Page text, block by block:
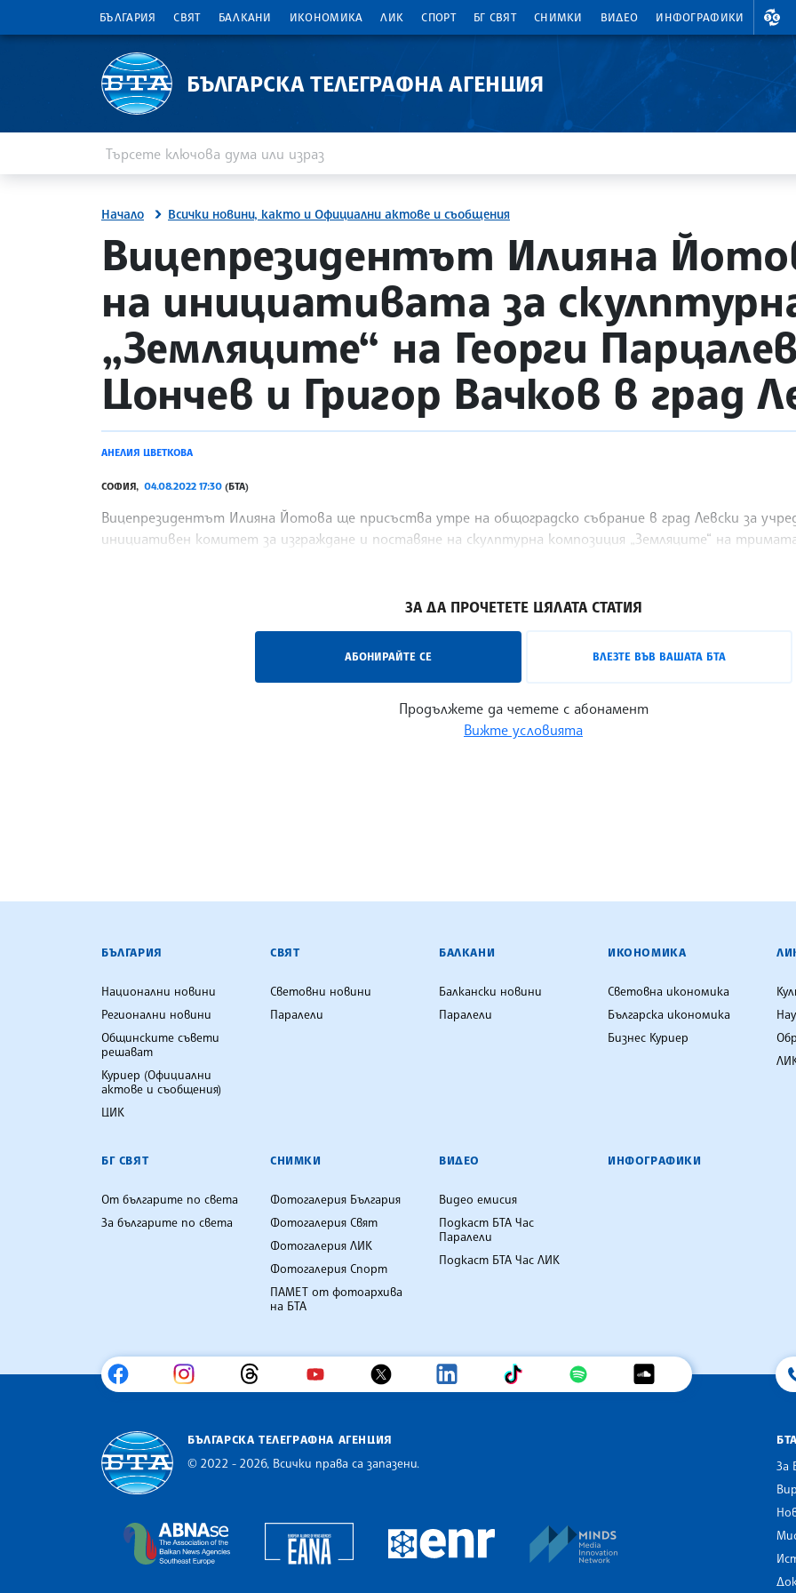
БЪЛГАРИЯ СВЯТ БАЛКАНИ ИКОНОМИКА ЛИК СПОРТ БГ СВЯТ СНИМКИ ВИДЕО ИНФОГРАФИКИ
БЪЛГАРСКА ТЕЛЕГРАФНА АГЕНЦИЯ
Начало Всички новини, както и Официални актове и съобщения
site.bta
Вицепрезидентът Илияна
на инициативата за
„Земляците“ на Георги
Цончев и Григор Вачков в град
АНЕЛИЯ ЦВЕТКОВА
СОФИЯ, 04.08.2022 17:30 (БТА)
Вицепрезидентът Илияна Йотова ще присъства утре на общоградско събрание в град Левски за
инициативен комитет за изграждане и поставяне на скулптурна композиция „Земляците“ на
ЗА ДА ПРОЧЕТЕТЕ ЦЯЛАТА СТАТИЯ
АБОНИРАЙТЕ СЕ ВЛЕЗТЕ ВЪВ ВАШАТА БТА
Продължете да четете с абонамент
Вижте условията
БЪЛГАРСКА ТЕЛЕГРАФНА АГЕНЦИЯ
БЪЛГАРИЯ
Национални новини
Регионални новини
Общинските съвети
решават
Куриер (Официални
актове и съобщения)
ЦИК
СВЯТ
Световни новини
Паралели
БАЛКАНИ
Балкански новини
Паралели
ИКОНОМИКА
Световна икономика
Българска икономика
Бизнес Куриер
БГ СВЯТ
От българите по света
За българите по света
СНИМКИ
Фотогалерия България
Фотогалерия Свят
Фотогалерия ЛИК
Фотогалерия Спорт
ПАМЕТ от фотоархива
на БТА
ВИДЕО
Видео емисия
Подкаст БТА Час
Паралели
Подкаст БТА Час ЛИК
ИНФОГРАФИКИ
БЪЛГАРСКА ТЕЛЕГРАФНА АГЕНЦИЯ
© 2022 - 2026, Всички права са запазени.
The Assocoation of the Balkan News Agencies Southeast Europe
European Alliance of News Agencies
European Newsroom MINDS Media Innovation
БТА
За